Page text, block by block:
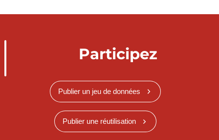
Participez
Publier un jeu de données
Publier une réutilisation